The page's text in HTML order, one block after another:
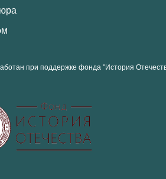
при поддержке фонда "История